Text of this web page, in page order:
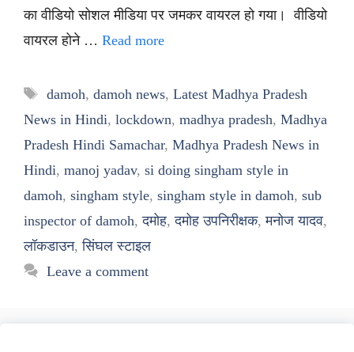
का वीडियो सोशल मीडिया पर जमकर वायरल हो गया। वीडियो
वायरल होने … Read more
Tags
damoh, damoh news, Latest Madhya Pradesh
News in Hindi, lockdown, madhya pradesh, Madhya
Pradesh Hindi Samachar, Madhya Pradesh News in
Hindi, manoj yadav, si doing singham style in
damoh, singham style, singham style in damoh, sub
inspector of damoh,दमोह,दमोह उपनिरीक्षक,मनोज यादव,
लॉकडाउन,सिंघल स्टाइल
Leave a comment